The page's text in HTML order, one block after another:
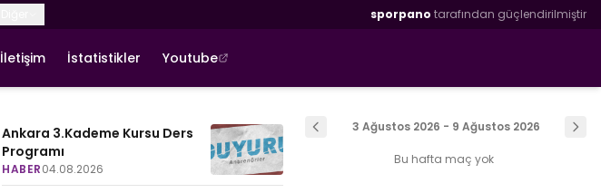
sporpano tarafından güçlendirilmiştir
İletişim İstatistikler Youtube
Ankara 3.Kademe Kursu Ders
Programı
HABER04.08.2026
3 Ağustos 2026 - 9 Ağustos 2026
Bu hafta maç yok